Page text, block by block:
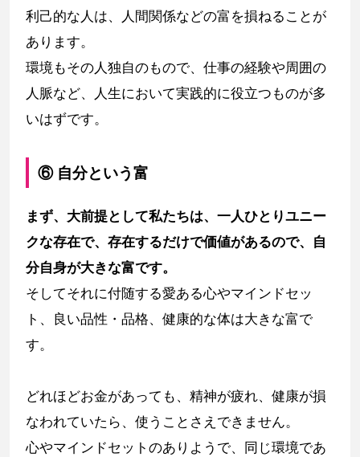
利己的な人は、人間関係などの富を損ねることが
あります。
環境もその人独自のもので、仕事の経験や周囲の
人脈など、人生において実践的に役立つものが多
いはずです。
⑥ 自分という富
まず、大前提として私たちは、一人ひとりユニー
クな存在で、存在するだけで価値があるので、自
分自身が大きな富です。
そしてそれに付随する愛ある心やマインドセッ
ト、良い品性・品格、健康的な体は大きな富で
す。
どれほどお金があっても、精神が疲れ、健康が損
なわれていたら、使うことさえできません。
心やマインドセットのありようで、同じ環境であ